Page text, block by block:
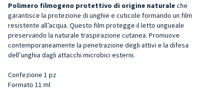
Polimero filmogeno protettivo di origine naturale che
garantisce la protezione di unghie e cuticole formando un film
resistente all’acqua. Questo film protegge il letto ungueale
preservando la naturale traspirazione cutanea. Promuove
contemporaneamente la penetrazione degli attivi e la difesa
dell’unghia dagli attacchi microbici esterni.
Confezione 1 pz
Formato 11 ml